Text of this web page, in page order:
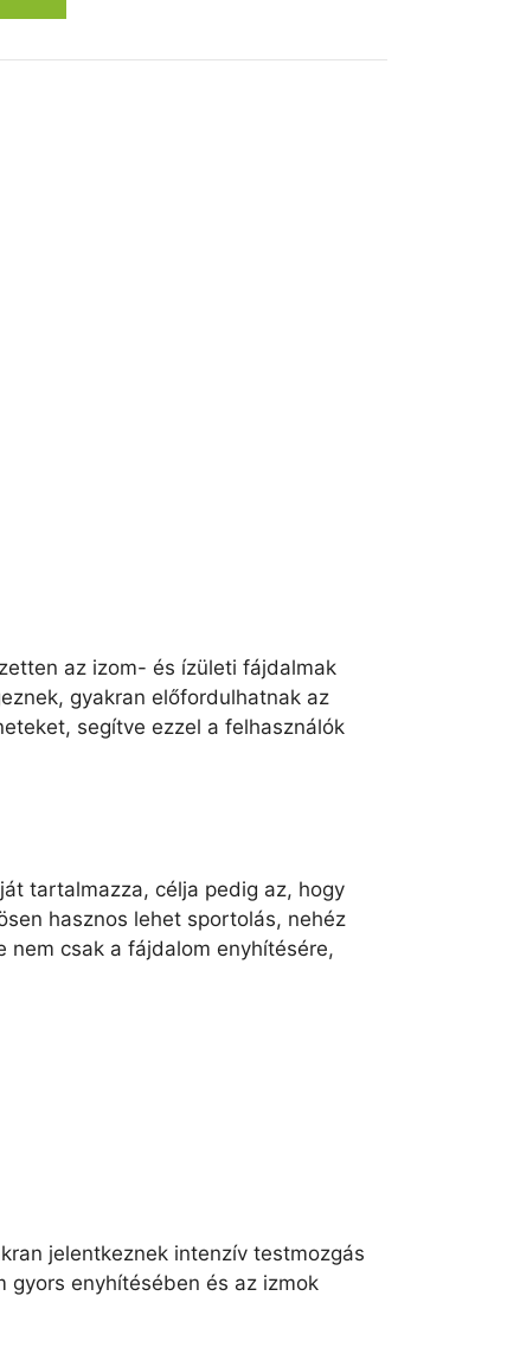
Ft.17500,00 Ft.
az izom- és ízületi fájdalmak
gyakran előfordulhatnak az
segítve ezzel a felhasználók
tartalmazza, célja pedig az, hogy
hasznos lehet sportolás, nehéz
nem csak a fájdalom enyhítésére,
jelentkeznek intenzív testmozgás
gyors enyhítésében és az izmok